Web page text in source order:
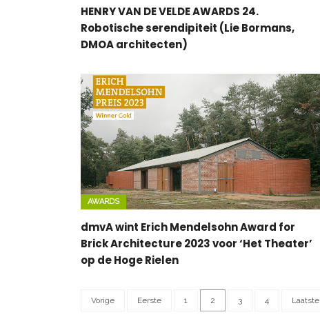
HENRY VAN DE VELDE AWARDS 24.
Robotische serendipiteit (Lie Bormans,
DMOA architecten)
AWARDS
dmvA wint Erich Mendelsohn Award for
Brick Architecture 2023 voor ‘Het Theater’
op de Hoge Rielen
Vorige Eerste 1 2 3 4 Laatste